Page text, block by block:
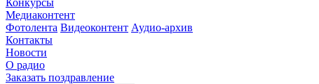
Конкурсы
Медиаконтент
Фотолента Видеоконтент Аудио-архив
Контакты
Новости
О радио
Заказать поздравление